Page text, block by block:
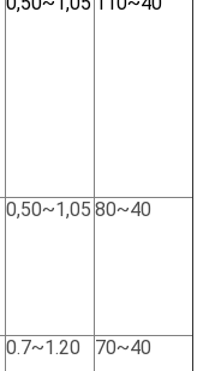
0,50~1,05 80~40
0.7~1.20 70~40